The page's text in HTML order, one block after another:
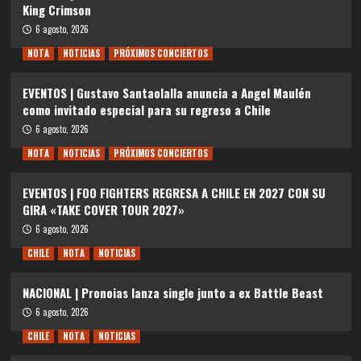
King Crimson
6 agosto, 2026
NOTA
NOTICIAS PRÓXIMOS CONCIERTOS
EVENTOS | Gustavo Santaolalla anuncia a Angel Maulén
como invitado especial para su regreso a Chile
6 agosto, 2026
NOTA
NOTICIAS PRÓXIMOS CONCIERTOS
EVENTOS | FOO FIGHTERS REGRESA A CHILE EN 2027 CON SU
GIRA «TAKE COVER TOUR 2027»
6 agosto, 2026
CHILE
NOTA NOTICIAS
NACIONAL | Pronoias lanza single junto a ex Battle Beast
6 agosto, 2026
CHILE
NOTA NOTICIAS